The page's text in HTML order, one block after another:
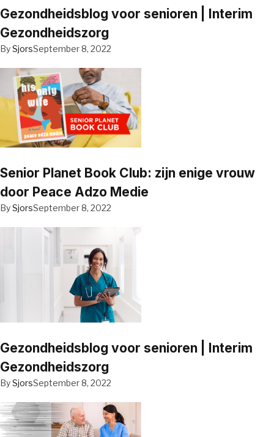
Gezondheidsblog voor senioren | Interim
Gezondheidszorg
BySjorsSeptember 8, 2022
Senior Planet Book Club: zijn enige vrouw
door Peace Adzo Medie
BySjorsSeptember 8, 2022
Gezondheidsblog voor senioren | Interim
Gezondheidszorg
BySjorsSeptember 8, 2022